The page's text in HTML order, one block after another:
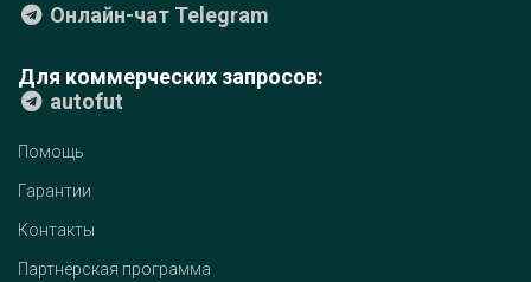
Онлайн-чат Telegram
Для коммерческих запросов:
autofut
Помощь
Гарантии
Контакты
Партнёрская программа